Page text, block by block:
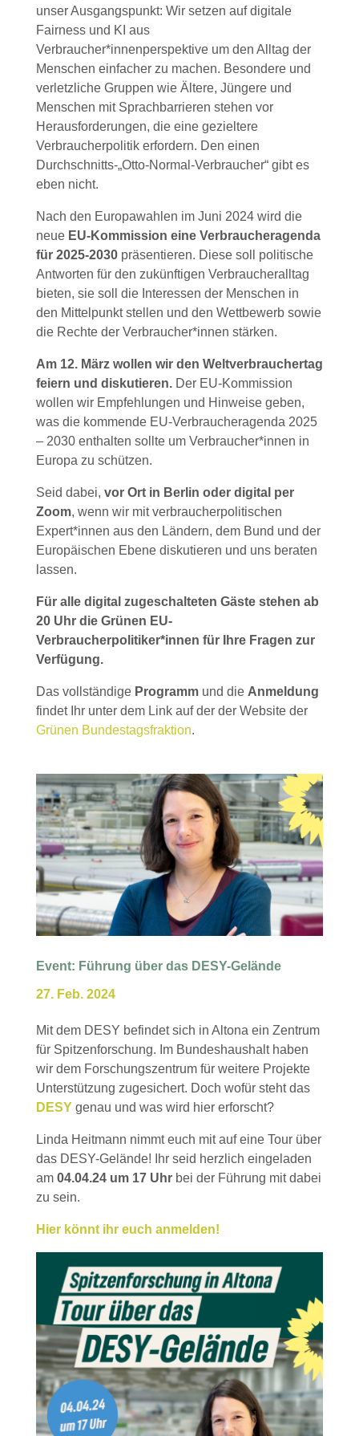
unser Ausgangspunkt: Wir setzen auf digitale
Fairness und KI aus
Verbraucher*innenperspektive um den Alltag der
Menschen einfacher zu machen. Besondere und
verletzliche Gruppen wie Ältere, Jüngere und
Menschen mit Sprachbarrieren stehen vor
Herausforderungen, die eine gezieltere
Verbraucherpolitik erfordern. Den einen
Durchschnitts-„Otto-Normal-Verbraucher“ gibt es
eben nicht.
Nach den Europawahlen im Juni 2024 wird die
neue EU-Kommission eine Verbraucheragenda
für 2025-2030 präsentieren. Diese soll politische
Antworten für den zukünftigen Verbraucheralltag
bieten, sie soll die Interessen der Menschen in
den Mittelpunkt stellen und den Wettbewerb sowie
die Rechte der Verbraucher*innen stärken.
Am 12. März wollen wir den Weltverbrauchertag
feiern und diskutieren.Der EU-Kommission
wollen wir Empfehlungen und Hinweise geben,
was die kommende EU-Verbraucheragenda 2025
– 2030 enthalten sollte um Verbraucher*innen in
Europa zu schützen.
Seid dabei, vor Ort in Berlin oder digital per
Zoom, wenn wir mit verbraucherpolitischen
Expert*innen aus den Ländern, dem Bund und der
Europäischen Ebene diskutieren und uns beraten
lassen.
Für alle digital zugeschalteten Gäste stehen ab
20 Uhr die Grünen EU-
Verbraucherpolitiker*innen für Ihre Fragen zur
Verfügung.
Das vollständige Programm und die Anmeldung
findet Ihr unter dem Link auf der der Website der
Grünen Bundestagsfraktion.
Event: Führung über das DESY-Gelände
27. Feb. 2024
Mit dem DESY befindet sich in Altona ein Zentrum
für Spitzenforschung. Im Bundeshaushalt haben
wir dem Forschungszentrum für weitere Projekte
Unterstützung zugesichert. Doch wofür steht das
DESY genau und was wird hier erforscht?
Linda Heitmann nimmt euch mit auf eine Tour über
das DESY-Gelände! Ihr seid herzlich eingeladen
am 04.04.24 um 17 Uhrbei der Führung mit dabei
zu sein.
Hier könnt ihr euch anmelden!